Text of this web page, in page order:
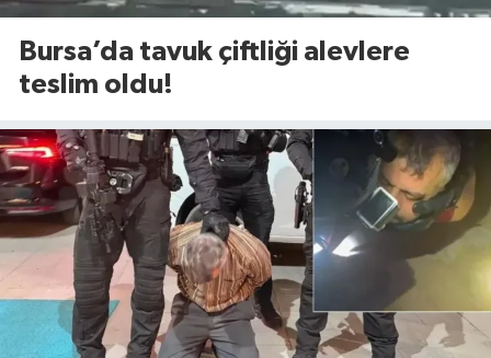
Bursa’da tavuk çiftliği alevlere
teslim oldu!